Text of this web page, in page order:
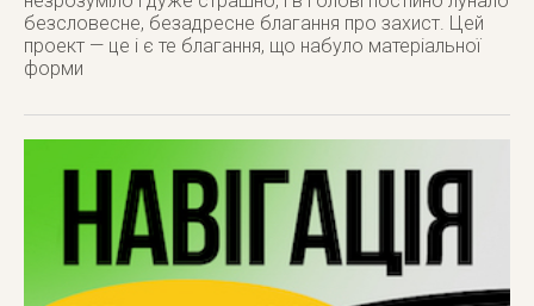
безсловесне, безадресне благання про захист. Цей
проект — це і є те благання, що набуло матеріальної
форми